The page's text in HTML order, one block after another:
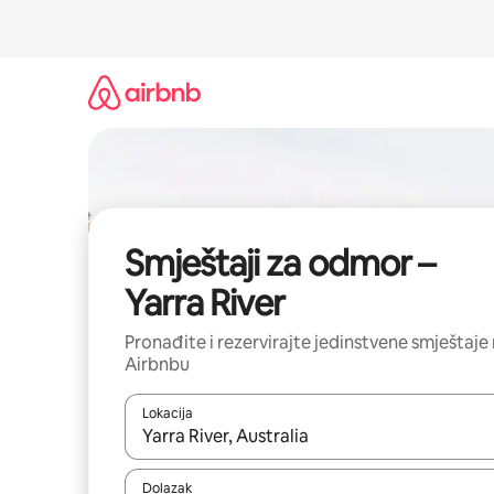
Smještaji za odmor –
Yarra River
Pronađite i rezervirajte jedinstvene smještaje
Airbnbu
Lokacija
Kada budu dostupni rezultati, moći ćete ih
Dolazak